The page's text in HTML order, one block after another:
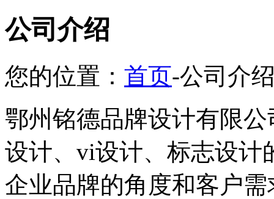
公司介绍
您的位置： 首页-公司介
鄂州铭德品牌设计有限
设计、vi设计、标志设计
企业品牌的角度和客户